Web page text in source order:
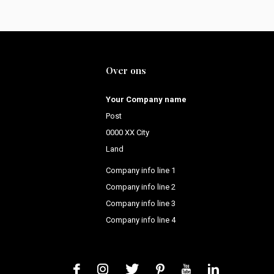
Over ons
Your Company name
Post
0000 XX City
Land
Company info line 1
Company info line 2
Company info line 3
Company info line 4